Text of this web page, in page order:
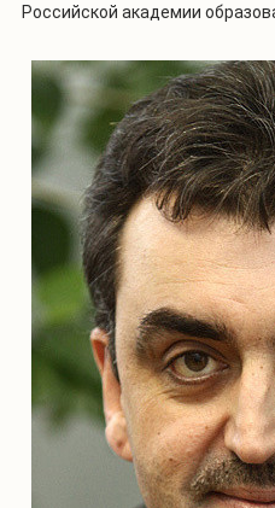
Российской академии